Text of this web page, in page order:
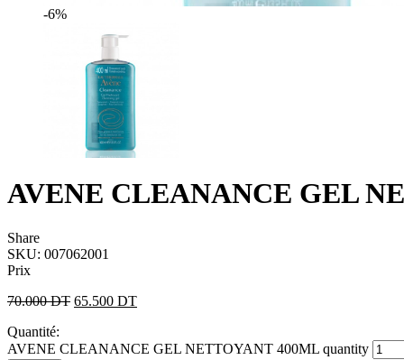
-6%
AVENE CLEANANCE GEL
Share
SKU: 007062001
Prix
70.000DT 65.500 DT
Quantité:
AVENE CLEANANCE GEL NETTOYANT 400ML quantity